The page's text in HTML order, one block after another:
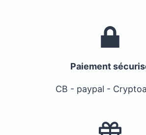
Paiement
CB - paypal -